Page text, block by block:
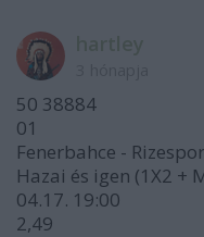
50 38884
01
Fenerbahce - Rizespor
Hazai és igen (1X2 +
04.17. 19:00
2,49